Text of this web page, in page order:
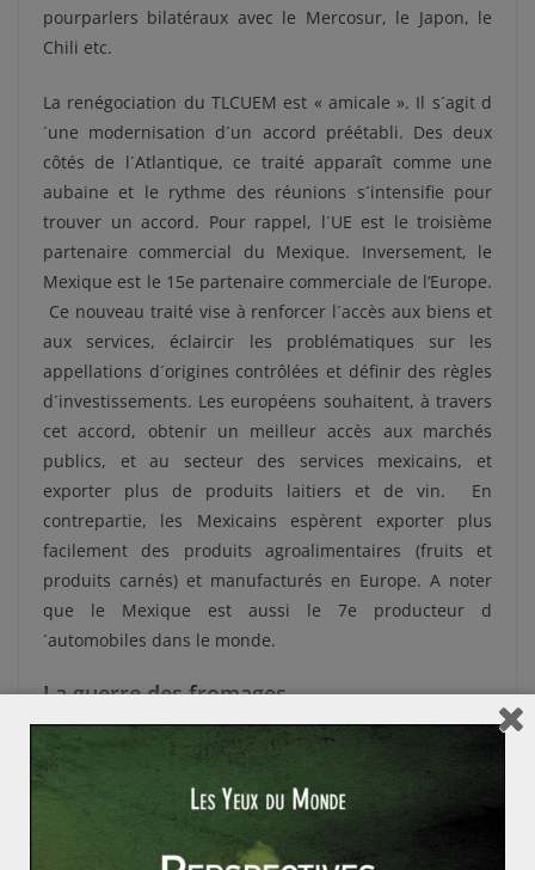
pourparlers bilatéraux avec le Mercosur, le Japon, le
Chili etc.
La renégociation du TLCUEM est « amicale ». Il s´agit d
´une modernisation d´un accord préétabli. Des deux
côtés de l´Atlantique, ce traité apparaît comme une
aubaine et le rythme des réunions s´intensifie pour
trouver un accord. Pour rappel, l´UE est le troisième
partenaire commercial du Mexique. Inversement, le
Mexique est le 15e partenaire commerciale de l’Europe.
Ce nouveau traité vise à renforcer l´accès aux biens et
aux services, éclaircir les problématiques sur les
appellations d´origines contrôlées et définir des règles
d´investissements. Les européens souhaitent, à travers
cet accord, obtenir un meilleur accès aux marchés
publics, et au secteur des services mexicains, et
exporter plus de produits laitiers et de vin. En
contrepartie, les Mexicains espèrent exporter plus
facilement des produits agroalimentaires (fruits et
produits carnés) et manufacturés en Europe. A noter
que le Mexique est aussi le 7e producteur d
´automobiles dans le monde.
La guerre des fromages
Les principales tensions autour de cet accord se
cristallisent autour de la problématique des
appellations d´origine protégées (AOP/IGP) qui
concernent plus de 300 produits en Europe. En effet, le
Mexique cherche de son coté à protéger par des